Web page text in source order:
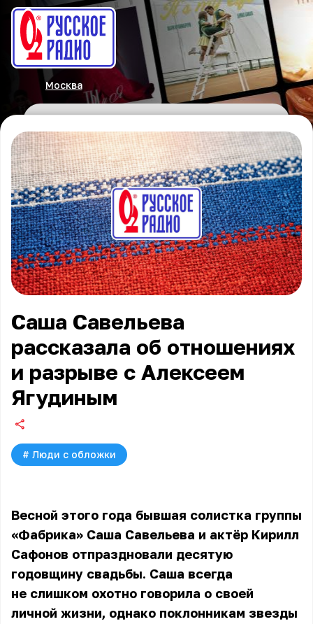
Москва
Саша Савельева
рассказала об отношениях
и разрыве с Алексеем
Ягудиным
# Люди с обложки
Весной этого года бывшая солистка группы
«Фабрика» Саша Савельева и актёр Кирилл
Сафонов отпраздновали десятую
годовщину свадьбы. Саша всегда
не слишком охотно говорила о своей
личной жизни, однако поклонникам звезды